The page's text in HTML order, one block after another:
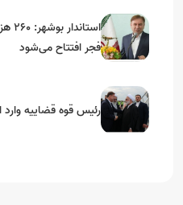
فجر افتتاح می‌شود
رئیس قوه قضاییه